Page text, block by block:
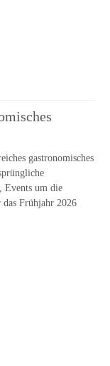
gastronomisches
Events um die
Frühjahr 2026